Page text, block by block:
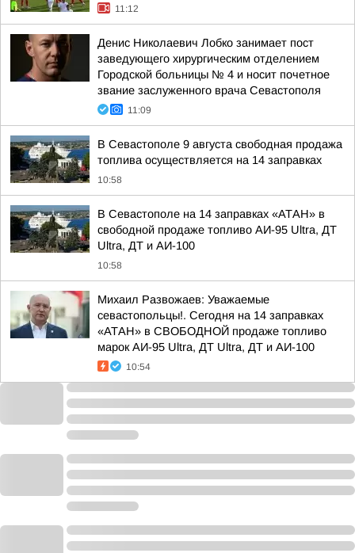
11:12
Денис Николаевич Лобко занимает пост
заведующего хирургическим отделением
Городской больницы № 4 и носит почетное
звание заслуженного врача Севастополя
11:09
В Севастополе 9 августа свободная продажа
топлива осуществляется на 14 заправках
10:58
В Севастополе на 14 заправках «АТАН» в
свободной продаже топливо АИ-95 Ultra, ДТ
Ultra, ДТ и АИ-100
10:58
Михаил Развожаев: Уважаемые
севастопольцы!. Сегодня на 14 заправках
«АТАН» в СВОБОДНОЙ продаже топливо
марок АИ-95 Ultra, ДТ Ultra, ДТ и АИ-100
10:54